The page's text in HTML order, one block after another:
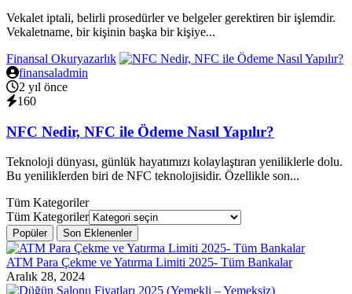
Vekalet iptali, belirli prosedürler ve belgeler gerektiren bir işlemdir.
Vekaletname, bir kişinin başka bir kişiye...
Finansal Okuryazarlık
finansaladmin
2 yıl önce
160
NFC Nedir, NFC ile Ödeme Nasıl Yapılır?
Teknoloji dünyası, günlük hayatımızı kolaylaştıran yeniliklerle dolu.
Bu yeniliklerden biri de NFC teknolojisidir. Özellikle son...
Tüm Kategoriler
Tüm Kategoriler
Popüler Son Eklenenler
ATM Para Çekme ve Yatırma Limiti 2025- Tüm Bankalar
Aralık 28, 2024